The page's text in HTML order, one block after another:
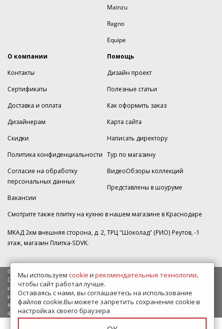
Mainzu
Ragno
Equipe
О компании
Контакты
Сертификаты
Доставка и оплата
Дизайнерам
Скидки
Политика конфиденциальности
Согласие на обработку
персональных данных
Вакансии
Помощь
Дизайн проект
Полезные статьи
Как оформить заказ
Карта сайта
Написать директору
Тур по магазину
ВидеоОбзоры коллекций
Представлены в шоуруме
Смотрите также плитку на кухню в нашем магазине в Краснодаре
МКАД 2км внешняя сторона, д. 2, ТРЦ "Шоколад" (РИО) Реутов, -1
этаж, магазин Плитка-SDVK.
© 2009—2026 г. Все права защищены
Обращаем Ваше внимание на то, что данный интернет-сайт носит
исключительно информационный характер и ни при каких условиях
информационные материалы и цены, размещенные на сайте, не
являются публичной офертой, определяемой положениями Статьи
437 Гражданского кодекса РФ.
Мы используем cookieи рекомендательные технологии,
чтобы сайт работал лучше.
Оставаясь с нами, вы соглашаетесь на использование
файлов cookie.Вы можете запретить сохранение cookie в
настройках своего браузера